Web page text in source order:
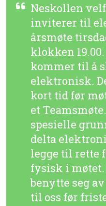
Neskollen
inviterer til
årsmøte
klokken
kommer til å
elektronisk.
kort tid før
et
spesielle
delta
legge til rette
fysisk i møtet.
benytte seg
til oss før